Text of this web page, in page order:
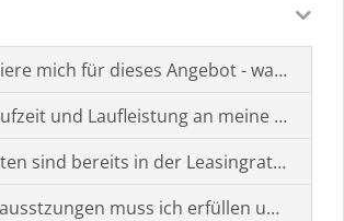
mich für dieses Angebot - was muss
und Laufleistung an meine
sind bereits in der Leasingrate
muss ich erfüllen um einen